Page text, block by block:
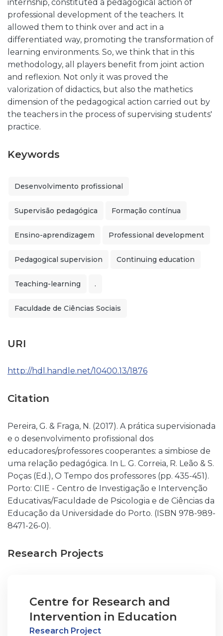
internship, constituted a pedagogical action of
professional development of the teachers. It
allowed them to think over and act in a
differentiated way, promoting the transformation of
learning environments. So, we think that in this
methodology, all players benefit from joint action
and reflexion. Not only it was proved the
valorization of didactics, but also the mathetics
dimension of the pedagogical action carried out by
the teachers in the process of supervising students'
practice.
Keywords
Desenvolvimento profissional
Supervisão pedagógica Formação contínua
Ensino-aprendizagem Professional development
Pedagogical supervision Continuing education
Teaching-learning .
Faculdade de Ciências Sociais
URI
http://hdl.handle.net/10400.13/1876
Citation
Pereira, G. & Fraga, N. (2017). A prática supervisionada
e o desenvolvimento profissional dos
educadores/professores cooperantes: a simbiose de
uma relação pedagógica. In L. G. Correia, R. Leão & S.
Poças (Ed.), O Tempo dos professores (pp. 435-451).
Porto: CIIE - Centro de Investigação e Intervenção
Educativas/Faculdade de Psicologia e de Ciências da
Educação da Universidade do Porto. (ISBN 978-989-
8471-26-0).
Research Projects
Centre for Research and
Intervention in Education
Research Project